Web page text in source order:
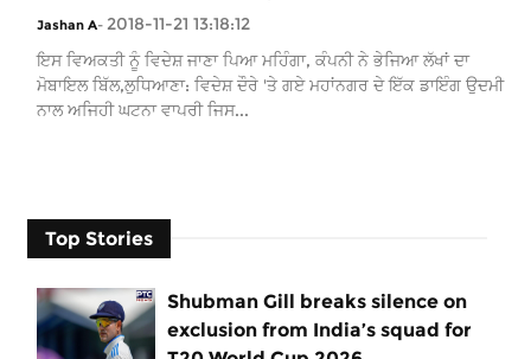
Jashan A- 2018-11-21 13:18:12
ਇਸ ਵਿਅਕਤੀ ਨੂੰ ਵਿਦੇਸ਼ ਜਾਣਾ ਪਿਆ ਮਹਿੰਗਾ, ਕੰਪਨੀ ਨੇ ਭੇਜਿਆ ਲੱਖਾਂ ਦਾ
ਮੋਬਾਇਲ ਬਿੱਲ,ਲੁਧਿਆਣਾ: ਵਿਦੇਸ਼ ਦੌਰੇ 'ਤੇ ਗਏ ਮਹਾਂਨਗਰ ਦੇ ਇੱਕ ਡਾਇੰਗ ਉਦਮੀ
ਨਾਲ ਅਜਿਹੀ ਘਟਨਾ ਵਾਪਰੀ ਜਿਸ...
Top Stories
Shubman Gill breaks silence on
exclusion from India’s squad for